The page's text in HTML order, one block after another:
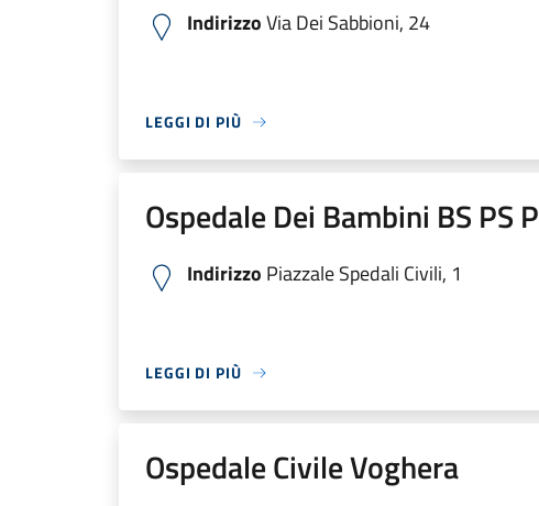
IndirizzoVia Dei Sabbioni, 24
LEGGI DI PIÙ
Ospedale Dei Bambini BS PS
Indirizzo Piazzale Spedali Civili, 1
LEGGI DI PIÙ
Ospedale Civile Voghera